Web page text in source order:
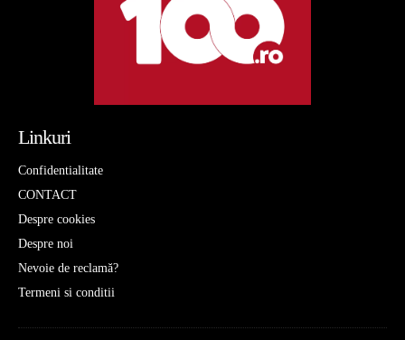
Linkuri
Confidentialitate
CONTACT
Despre cookies
Despre noi
Nevoie de reclamă?
Termeni si conditii